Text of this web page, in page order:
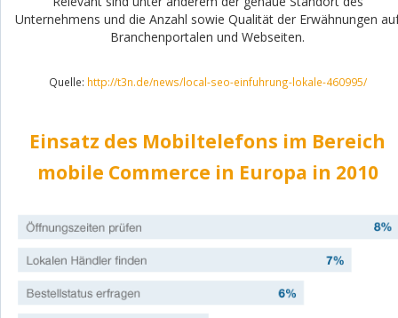
Unternehmens und die Anzahl sowie Qualität der Erwähnungen
Branchenportalen und Webseiten.
Quelle: http://t3n.de/news/local-seo-einfuhrung-lokale-460995/
Einsatz des Mobiltelefons im Bereich
mobile Commerce in Europa in 2010